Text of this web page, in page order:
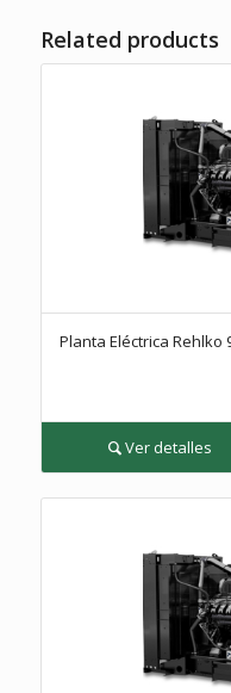
Related products
Planta Eléctrica Rehlko
Ver detalles